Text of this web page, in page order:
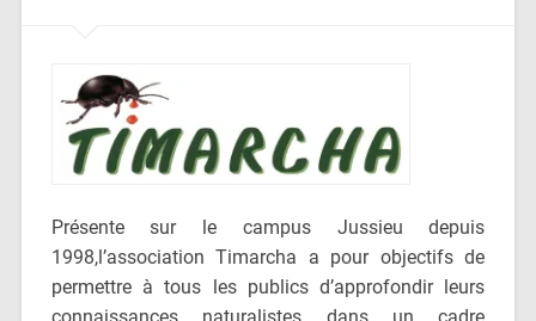
Présente sur le campus Jussieu depuis
1998,l’association Timarcha a pour objectifs de
permettre à tous les publics d’approfondir leurs